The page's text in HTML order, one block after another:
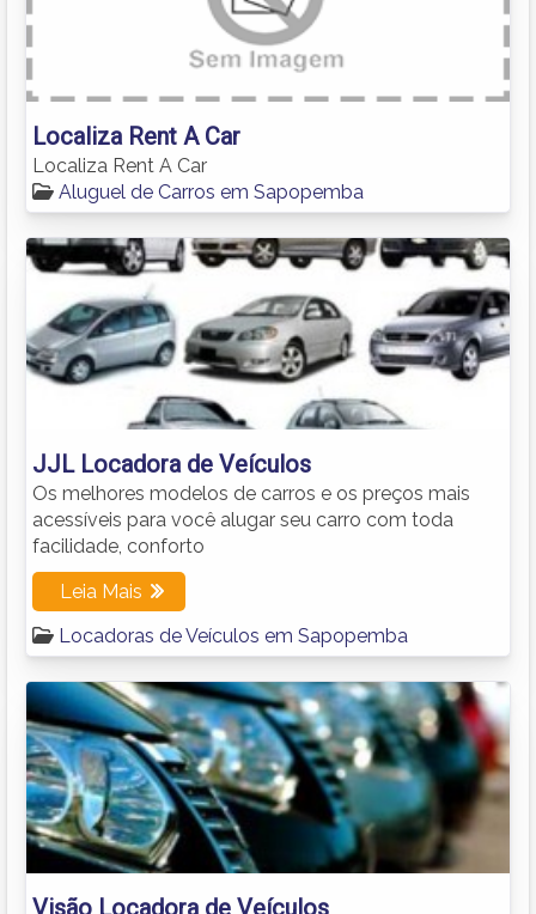
Localiza Rent A Car
Localiza Rent A Car
Aluguel de Carros em Sapopemba
JJL Locadora de Veículos
Os melhores modelos de carros e os preços mais
acessíveis para você alugar seu carro com toda
facilidade, conforto
Leia Mais
Locadoras de Veículos em Sapopemba
Visão Locadora de Veículos